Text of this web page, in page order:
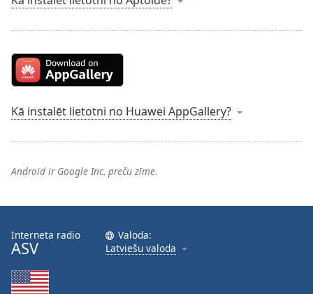
Time-
Playback
Rate
Chapters
Subtitles
subtitles
settings
Kā instalēt lietotni no Huawei AppGallery?
Android ir Google Inc. preču zīme.
Interneta radio
ASV
Valoda:
Latviešu valoda